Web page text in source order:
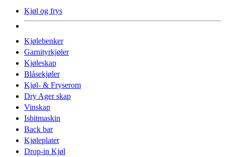
Kjøl og frys
Kjølebenker
Garnityrkjøler
Kjøleskap
Blåsekjøler
Kjøl- & Fryserom
Dry Ager skap
Vinskap
Isbitmaskin
Back bar
Kjøleplater
Drop-in Kjøl